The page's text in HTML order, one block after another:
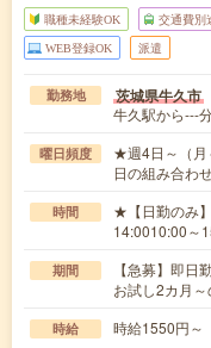
職種未経験OK 交通費別
WEB登録OK 派遣
勤務地 茨城県牛久市
牛久駅から---
曜日頻度
★週4日～（月
日の組み合わ
時間
★【日勤のみ
14:0010:00～
期間
【急募】即
お試し2カ月～
時給 時給1550円